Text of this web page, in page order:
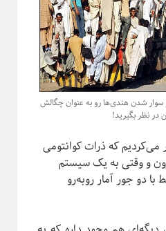
سوار شدن هندی‌ها رو به عنوان چگالش
در نظر بگیرید!
می‌کردیم که ذرات کوانتومی
و وقتی به یک سیستم
با دو جور آمار روبه‌رو